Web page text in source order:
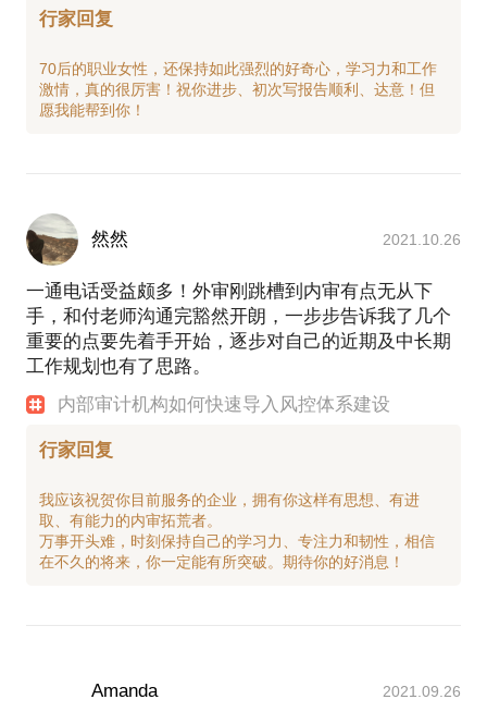
行家回复
70后的职业女性，还保持如此强烈的好奇心，学习力和工作
激情，真的很厉害！祝你进步、初次写报告顺利、达意！但
然然 2021.10.26
一通电话受益颇多！外审刚跳槽到内审有点无从下
手，和付老师沟通完豁然开朗，一步步告诉我了几个
重要的点要先着手开始，逐步对自己的近期及中长期
工作规划也有了思路。
内部审计机构如何快速导入风控体系建设
行家回复
我应该祝贺你目前服务的企业，拥有你这样有思想、有进
取、有能力的内审拓荒者。
万事开头难，时刻保持自己的学习力、专注力和韧性，相信
Amanda 2021.09.26